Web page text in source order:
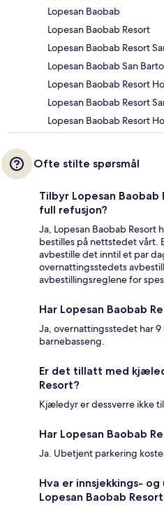
Lopesan Baobab
Lopesan Baobab Resort
Lopesan Baobab Resort
Lopesan Baobab San
Lopesan Baobab Resort
Lopesan Baobab Resort
Lopesan Baobab Resort
Ofte stilte spørsmål
Tilbyr Lopesan
full refusjon?
Ja, Lopesan Baobab Resort
bestilles på nettstedet vårt.
avbestille det inntil et par
overnattingsstedets
avbestillingsreglene for
Har Lopesan Baobab
Ja, overnattingsstedet har
barnebasseng.
Er det tillatt med
Resort?
Kjæledyr er dessverre ikke
Har Lopesan Baobab
Ja. Ubetjent parkering
Hva er innsjekkings-
Lopesan Baobab